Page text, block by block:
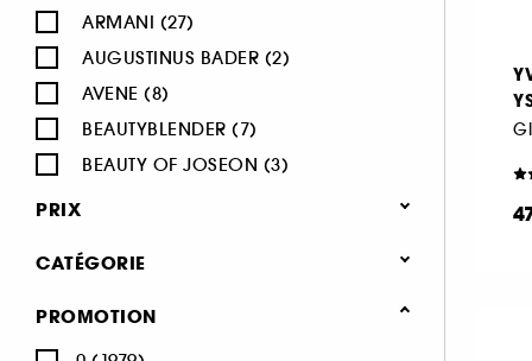
ARMANI (27)
AUGUSTINUS BADER (2)
AVENE (8)
BEAUTYBLENDER (7)
BEAUTY OF JOSEON (3)
BLACK UP (33)
BOBBI BROWN (60)
PRIX
CATÉGORIE
Maquillage
PROMOTION